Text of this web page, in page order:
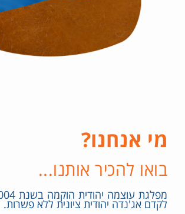
מי אנחנו?
בואו להכיר אותנו...
לקדם אג'נדה יהודית ציונית ללא פשרות.